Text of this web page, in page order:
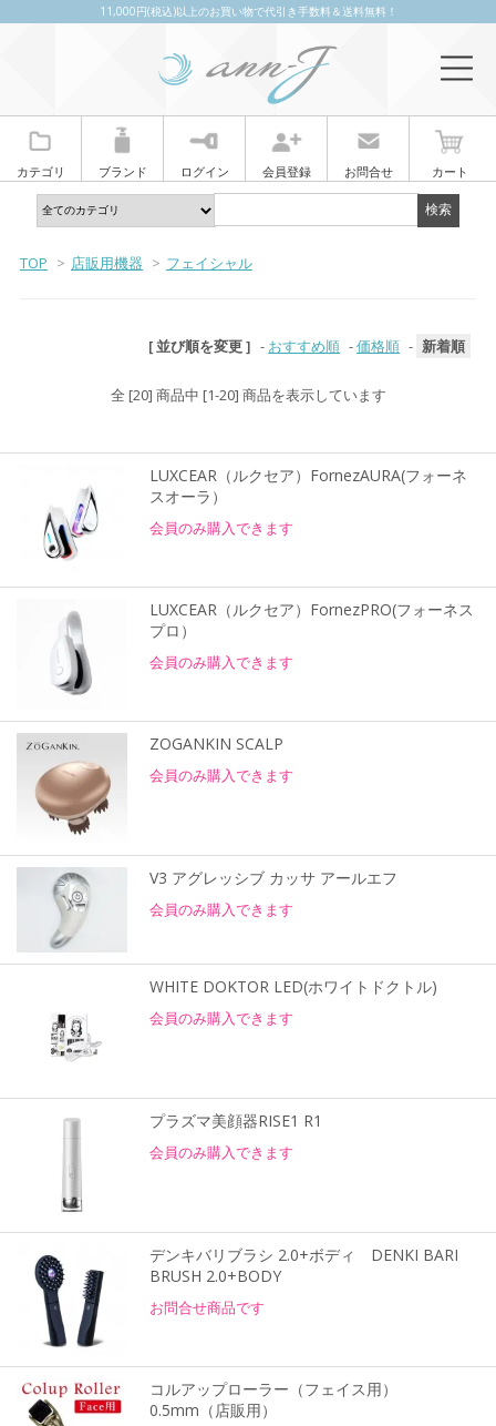
11,000円(税込)以上のお買い物で代引き手数料＆送料無料！
カテゴリ ブランド ログイン 会員登録 お問合せ カート
TOP > 店販用機器 > フェイシャル
[ 並び順を変更 ] - おすすめ順 -価格順 - 新着順
全 [20] 商品中 [1-20] 商品を表示しています
LUXCEAR（ルクセア）FornezAURA(フォーネ
スオーラ）
会員のみ購入できます
LUXCEAR（ルクセア）FornezPRO(フォーネス
プロ）
会員のみ購入できます
ZOGANKIN SCALP
会員のみ購入できます
V3 アグレッシブ カッサ アールエフ
会員のみ購入できます
WHITE DOKTOR LED(ホワイトドクトル)
会員のみ購入できます
プラズマ美顔器RISE1 R1
会員のみ購入できます
デンキバリブラシ 2.0+ボディ DENKI BARI
BRUSH 2.0+BODY
お問合せ商品です
コルアップローラー（フェイス用）
0.5mm（店販用）